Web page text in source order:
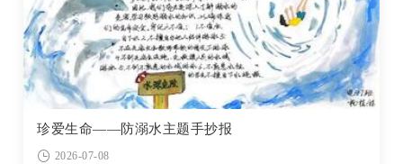
珍爱生命——防溺水主题手抄报
2026-07-08